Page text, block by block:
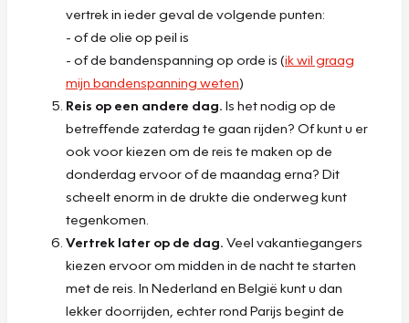
vertrek in ieder geval de volgende punten:
- of de olie op peil is
- of de bandenspanning op orde is (ik wil graag
mijn bandenspanning weten)
Reis op een andere dag. Is het nodig op de
betreffende zaterdag te gaan rijden? Of kunt u er
ook voor kiezen om de reis te maken op de
donderdag ervoor of de maandag erna? Dit
scheelt enorm in de drukte die onderweg kunt
tegenkomen.
Vertrek later op de dag. Veel vakantiegangers
kiezen ervoor om midden in de nacht te starten
met de reis. In Nederland en België kunt u dan
lekker doorrijden, echter rond Parijs begint de